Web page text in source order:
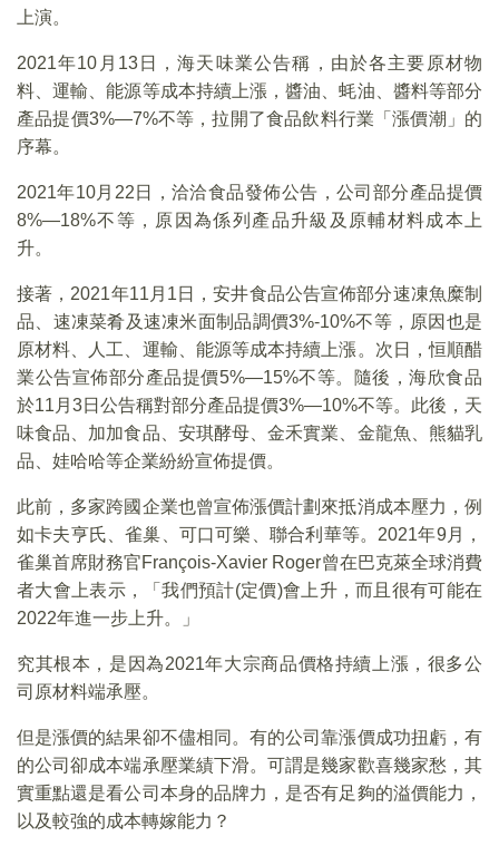
上演。
2021年10月13日，海天味業公告稱，由於各主要原材物
料、運輸、能源等成本持續上漲，醬油、蚝油、醬料等部分
產品提價3%—7%不等，拉開了食品飲料行業「漲價潮」的
序幕。
2021年10月22日，洽洽食品發佈公告，公司部分產品提價
8%—18%不等，原因為係列產品升級及原輔材料成本上
升。
接著，2021年11月1日，安井食品公告宣佈部分速凍魚糜制
品、速凍菜肴及速凍米面制品調價3%-10%不等，原因也是
原材料、人工、運輸、能源等成本持續上漲。次日，恒順醋
業公告宣佈部分產品提價5%—15%不等。隨後，海欣食品
於11月3日公告稱對部分產品提價3%—10%不等。此後，天
味食品、加加食品、安琪酵母、金禾實業、金龍魚、熊貓乳
品、娃哈哈等企業紛紛宣佈提價。
此前，多家跨國企業也曾宣佈漲價計劃來抵消成本壓力，例
如卡夫亨氏、雀巢、可口可樂、聯合利華等。2021年9月，
雀巢首席財務官François-Xavier Roger曾在巴克萊全球消費
者大會上表示，「我們預計(定價)會上升，而且很有可能在
2022年進一步上升。」
究其根本，是因為2021年大宗商品價格持續上漲，很多公
司原材料端承壓。
但是漲價的結果卻不儘相同。有的公司靠漲價成功扭虧，有
的公司卻成本端承壓業績下滑。可謂是幾家歡喜幾家愁，其
實重點還是看公司本身的品牌力，是否有足夠的溢價能力，
以及較強的成本轉嫁能力？